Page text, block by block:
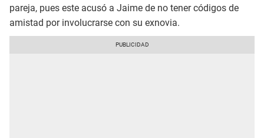
pareja, pues este acusó a Jaime de no tener códigos de
amistad por involucrarse con su exnovia.